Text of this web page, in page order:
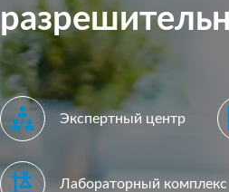
Экспертный центр
Лабораторный комплекс